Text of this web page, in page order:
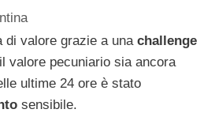
di valore grazie a una challenge
valore pecuniario sia ancora
ultime 24 ore è stato
sensibile.